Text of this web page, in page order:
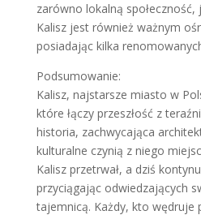
zarówno lokalną społeczność,
Kalisz jest również ważnym
posiadając kilka
Podsumowanie:
Kalisz, najstarsze miasto w
które łączy przeszłość z
historia, zachwycająca
kulturalne czynią z niego
Kalisz przetrwał, a dziś
przyciągając odwiedzających
tajemnicą. Każdy, kto wędruje